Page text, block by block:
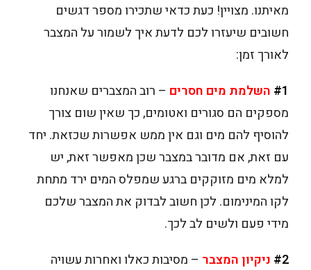
מאיתנו. מצויין! כעת כדאי שתכירו מספר דגשים
חשובים שיעזרו לכם לדעת איך לשמור על המצבר
לאורך זמן:
#1 השלמת מים חסרים – רוב המצברים שאנחנו
מספקים הם סגורים ואטומים, כך שאין שום צורך
להוסיף להם מים וגם אין ממש אפשרות שכזאת. יחד
עם זאת, אם מדובר במצבר שכן מאפשר זאת, יש
למלא מים מזוקקים ברגע שמפלס המים ירד מתחת
לקו המינימום. לכן חשוב לבדוק את המצבר שלכם
מידי פעם ולשים לב לכך.
#2 ניקיון המצבר – מסיבות כאלו ואחרות עשויה